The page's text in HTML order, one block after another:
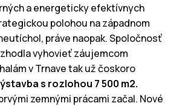
a energeticky efektívnych
polohou na západnom
práve naopak. Spoločnosť
vyhovieť záujemcom
v Trnave tak už čoskoro
s rozlohou 7 500 m2.
zemnými prácami začal. Nové